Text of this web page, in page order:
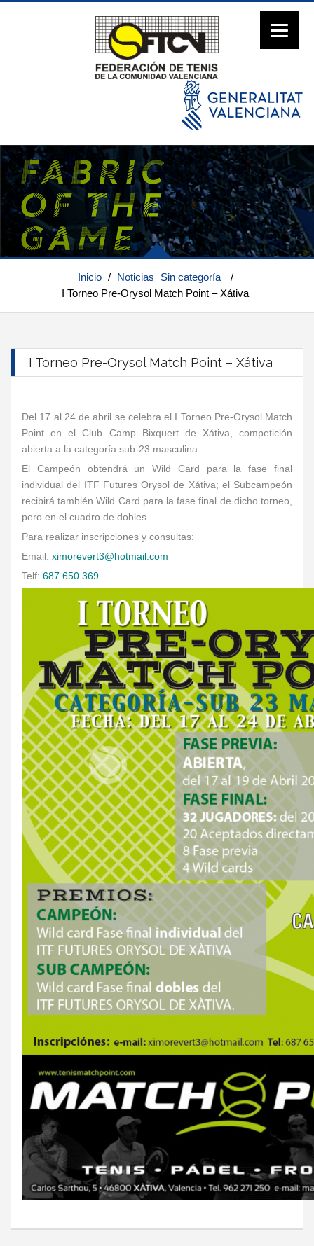
Inicio / Noticias Sin categoría
/
I Torneo Pre-Orysol Match Point – Xátiva
I Torneo Pre-Orysol Match Point – Xátiva
Del 17 al 24 de abril se celebra el I Torneo Pre-Orysol Match
Point en el Club Camp Bixquert de Xátiva, competición
abierta a la categoría sub-23 masculina.
El Campeón obtendrá un Wild Card para la fase final
individual del ITF Futures Orysol de Xátiva; el Subcampeón
recibirá también Wild Card para la fase final de dicho torneo,
pero en el cuadro de dobles.
Para realizar inscripciones y consultas:
Email: ximorevert3@hotmail.com
Telf: 687 650 369